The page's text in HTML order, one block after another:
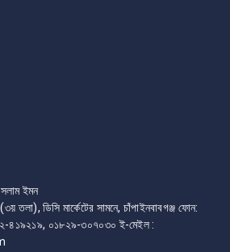
ইমন
তলা), ডিসি মার্কেটের সামনে, চাঁপাইনবাবগঞ্জ ফোন:
৪১৯২১৯, ০১৮২৯-৩০৭০৩০ ই-মেইল :